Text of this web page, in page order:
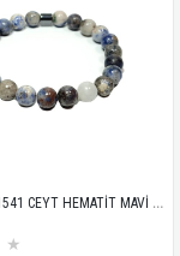
JTSS25DOB1541 CEYT HEMATİT MAVİ JANTİ DOĞALTAŞ BİLEKLİK
★